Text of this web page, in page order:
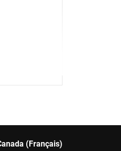
(Français)